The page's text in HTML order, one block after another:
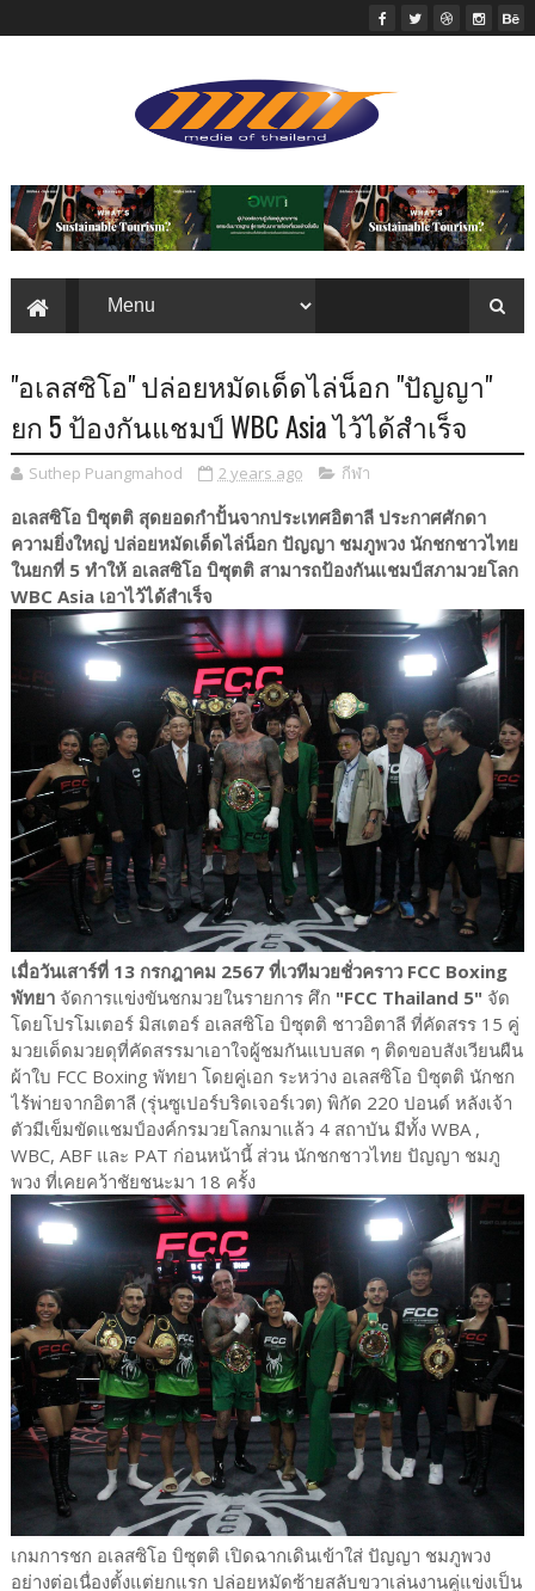
"อเลสซิโอ" ปล่อยหมัดเด็ดไล่น็อก "ปัญญา"
ยก 5 ป้องกันแชมป์ WBC Asia ไว้ได้สำเร็จ
Suthep Puangmahod 2 years ago กีฬา
อเลสซิโอ บิซุตติ สุดยอดกำปั้นจากประเทศอิตาลี ประกาศศักดา
ความยิ่งใหญ่ ปล่อยหมัดเด็ดไล่น็อก ปัญญา ชมภูพวง นักชกชาวไทย
ในยกที่ 5 ทำให้ อเลสซิโอ บิซุตติ สามารถป้องกันแชมป์สภามวยโลก
WBC Asia เอาไว้ได้สำเร็จ
เมื่อวันเสาร์ที่ 13 กรกฎาคม 2567 ที่เวทีมวยชั่วคราว FCC Boxing
พัทยา จัดการแข่งขันชกมวยในรายการ ศึก "FCC Thailand 5" จัด
โดยโปรโมเตอร์ มิสเตอร์ อเลสซิโอ บิซุตติ ชาวอิตาลี ที่คัดสรร 15 คู่
มวยเด็ดมวยดุที่คัดสรรมาเอาใจผู้ชมกันแบบสด ๆ ติดขอบสังเวียนผืน
ผ้าใบ FCC Boxing พัทยา โดยคู่เอก ระหว่าง อเลสซิโอ บิซุตติ นักชก
ไร้พ่ายจากอิตาลี (รุ่นซูเปอร์บริดเจอร์เวต) พิกัด 220 ปอนด์ หลังเจ้า
ตัวมีเข็มขัดแชมป์องค์กรมวยโลกมาแล้ว 4 สถาบัน มีทั้ง WBA ,
WBC, ABF และ PAT ก่อนหน้านี้ ส่วน นักชกชาวไทย ปัญญา ชมภู
พวง ที่เคยคว้าชัยชนะมา 18 ครั้ง
เกมการชก อเลสซิโอ บิซุตติ เปิดฉากเดินเข้าใส่ ปัญญา ชมภูพวง
อย่างต่อเนื่องตั้งแต่ยกแรก ปล่อยหมัดซ้ายสลับขวาเล่นงานคู่แข่งเป็น